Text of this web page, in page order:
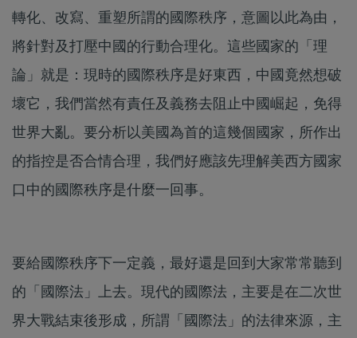
轉化、改寫、重塑所謂的國際秩序，意圖以此為由，
將針對及打壓中國的行動合理化。這些國家的「理
論」就是：現時的國際秩序是好東西，中國竟然想破
壞它，我們當然有責任及義務去阻止中國崛起，免得
世界大亂。要分析以美國為首的這幾個國家，所作出
的指控是否合情合理，我們好應該先理解美西方國家
口中的國際秩序是什麼一回事。
要給國際秩序下一定義，最好還是回到大家常常聽到
的「國際法」上去。現代的國際法，主要是在二次世
界大戰結束後形成，所謂「國際法」的法律來源，主